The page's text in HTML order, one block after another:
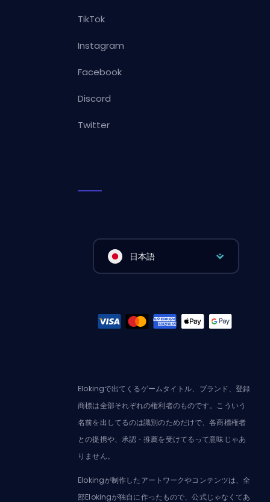
TikTok
Instagram
Facebook
Discord
Twitter
日本語
Elokingで出てくるゲームタイトル、ブランド、登録
商標は全部それぞれの権利者のものです。こういう
名前を出してるのは識別のためだけで、各商標権者
との提携や、承認・推薦を受けてるって意味じゃあ
りません。
Elokingが制作したアートワークやコンテンツは、全
部Elokingが独自に作ったもので、公式じゃなくてあ